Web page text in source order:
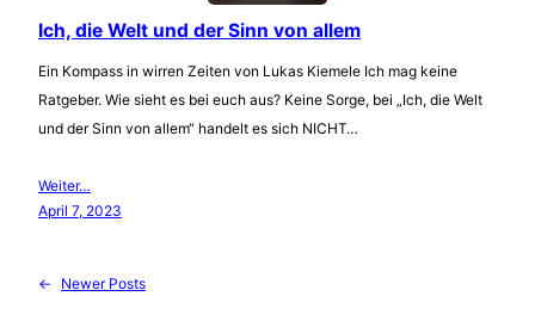
Ich, die Welt und der Sinn von allem
Ein Kompass in wirren Zeiten von Lukas Kiemele Ich mag keine
Ratgeber. Wie sieht es bei euch aus? Keine Sorge, bei „Ich, die Welt
und der Sinn von allem“ handelt es sich NICHT…
Weiter…
April 7, 2023
← Newer Posts